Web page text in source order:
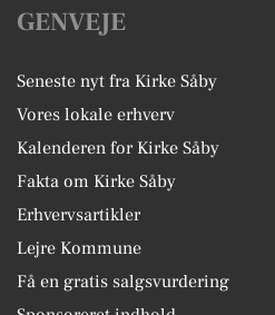
GENVEJE
Seneste nyt fra Kirke Såby
Vores lokale erhverv
Kalenderen for Kirke Såby
Fakta om Kirke Såby
Erhvervsartikler
Lejre Kommune
Få en gratis salgsvurdering